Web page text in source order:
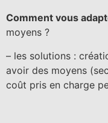
Comment vous
moyens ?
– les solutions :
avoir des moyens
coût pris en charge